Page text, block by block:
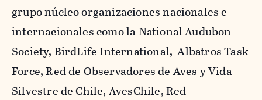
grupo núcleo organizaciones nacionales e
internacionales como la National Audubon
Society, BirdLife International, Albatros Task
Force, Red de Observadores de Aves y Vida
Silvestre de Chile, AvesChile, Red